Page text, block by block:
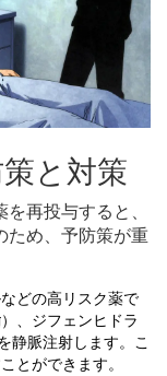
と対策
再投与すると、
ため、予防策が重
どの高リスク薬で
、ジフェンヒドラ
静脈注射します。こ
とができます。